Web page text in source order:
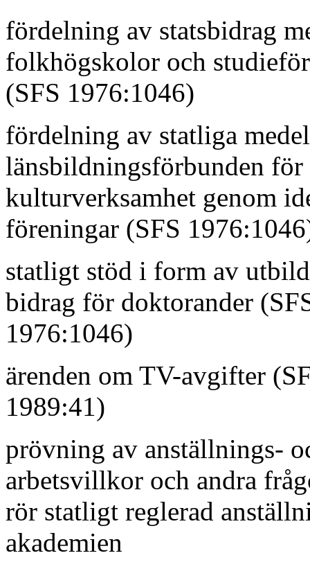
fördelning av statsbidrag
folkhögskolor och
(SFS 1976:1046)
fördelning av statliga
länsbildningsförbunden
kulturverksamhet genom
föreningar (SFS
statligt stöd i form av
bidrag för doktorander
1976:1046)
ärenden om TV-avgifter
1989:41)
prövning av anställnings-
arbetsvillkor och andra
rör statligt reglerad
akademien